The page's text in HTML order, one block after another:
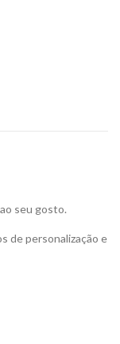
seu gosto.
de personalização e